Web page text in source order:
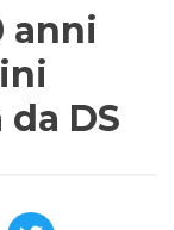
anni
DS